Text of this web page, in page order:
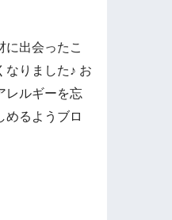
に出会ったこ
なりました♪ お
レルギーを忘
めるようブロ